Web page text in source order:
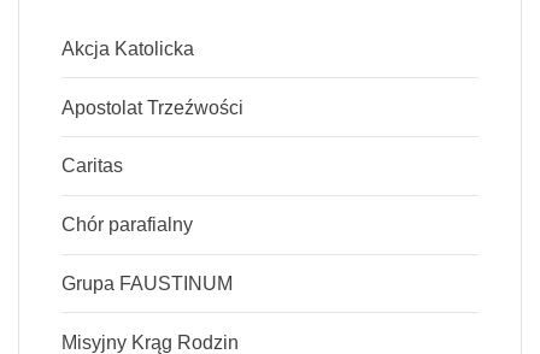
Akcja Katolicka
Apostolat Trzeźwości
Caritas
Chór parafialny
Grupa FAUSTINUM
Misyjny Krąg Rodzin